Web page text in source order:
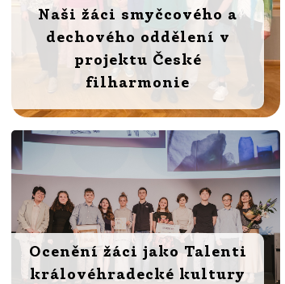
Naši žáci smyčcového a
dechového oddělení v
projektu České
filharmonie
Ocenění žáci jako Talenti
královéhradecké kultury